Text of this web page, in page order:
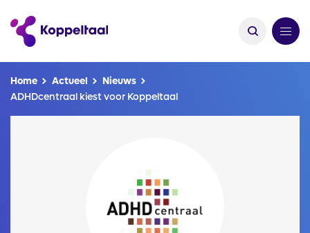
Kruimelpad
Home Actueel
Nieuws
ADHDcentraal kiest voor Koppeltaal
Afbeelding